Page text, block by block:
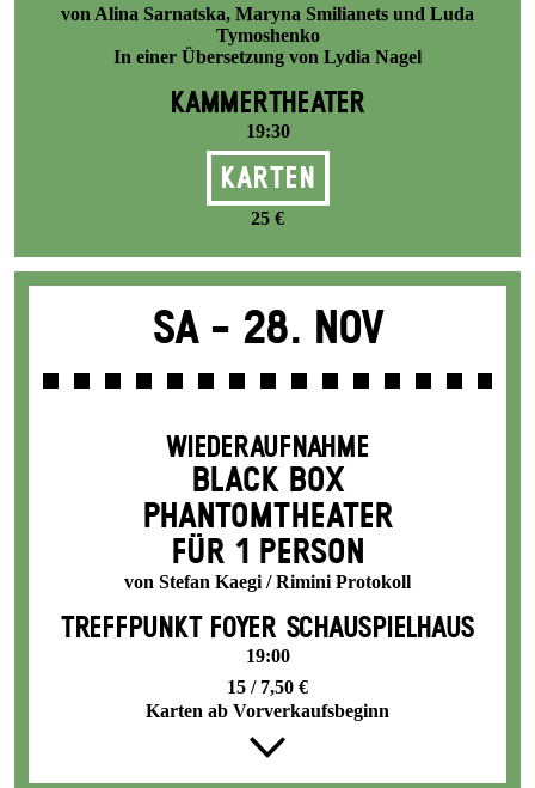
von Alina Sarnatska, Maryna Smilianets und Luda
Tymoshenko
In einer Übersetzung von Lydia Nagel
KAMMERTHEATER
19:30
Karten
25 €
Sa - 28. Nov
WIEDERAUFNAHME
BLACK BOX
PHANTOM­THEATER
FÜR 1 PERSON
von Stefan Kaegi / Rimini Protokoll
TREFFPUNKT FOYER SCHAUSPIELHAUS
19:00
15 / 7,50 €
Karten ab Vorverkaufsbeginn